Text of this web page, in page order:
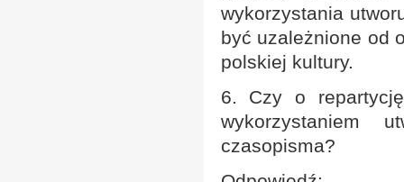
wykorzystania
być uzależnione od
polskiej kultury.
6. Czy o
wykorzystaniem
czasopisma?